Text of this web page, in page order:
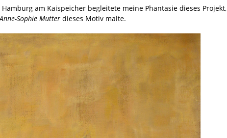
am Kaispeicher begleitete meine Phantasie dieses Projekt,
Anne-Sophie Mutter dieses Motiv malte.